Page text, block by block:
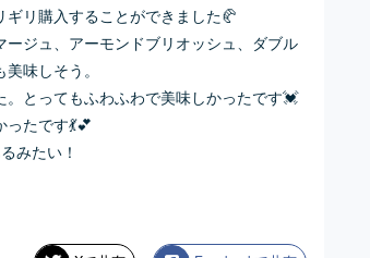
リ購入することができました🥐
ジュ、アーモンドブリオッシュ、ダブル
味しそう。
とってもふわふわで美味しかったです💓
たです💃💕
みたい！